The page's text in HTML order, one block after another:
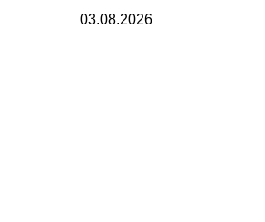
03.08.2026